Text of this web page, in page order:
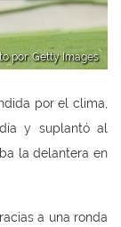
por: Getty Images
por el clima,
y suplantó al
la delantera en
a una ronda